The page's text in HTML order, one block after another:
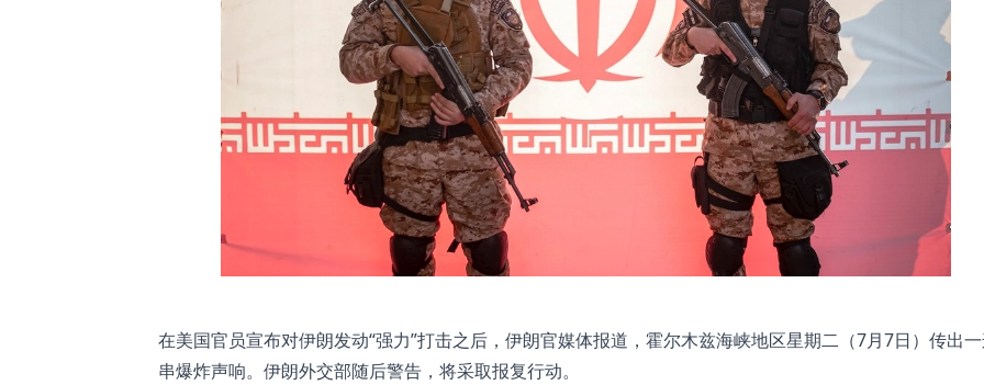
在美国官员宣布对伊朗发动“强力”打击之后，伊朗官媒体报道，霍尔木兹海峡地区星期二（7月7日）传出
串爆炸声响。伊朗外交部随后警告，将采取报复行动。